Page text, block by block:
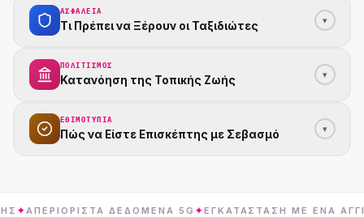
ΑΣΦΆΛΕΙΑ
Τι Πρέπει να Ξέρουν οι Ταξιδιώτες ▾
ΠΟΛΙΤΙΣΜΌΣ
Κατανόηση της Τοπικής Ζωής ▾
ΕΘΙΜΟΤΥΠΊΑ
Πώς να Είστε Επισκέπτης με Σεβασμό ▾
ΔΕΔΟΜΈΝΑ 5G✦ΕΓΚΑΤΆΣΤΑΣΗ ΜΕ ΈΝΑ ΆΓΓΙΓΜΑ ✦